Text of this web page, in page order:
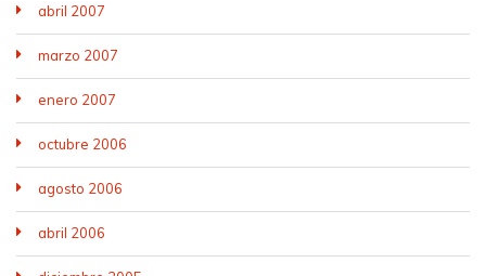
abril 2007
marzo 2007
enero 2007
octubre 2006
agosto 2006
abril 2006